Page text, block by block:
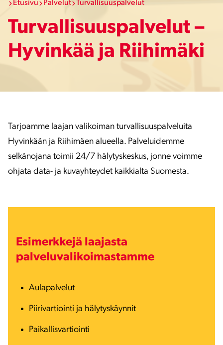
Etusivu Palvelut Turvallisuuspalvelut
Turvallisuuspalvelut –
Hyvinkää ja Riihimäki
Tarjoamme laajan valikoiman turvallisuuspalveluita
Hyvinkään ja Riihimäen alueella. Palveluidemme
selkänojana toimii 24/7 hälytyskeskus, jonne voimme
ohjata data- ja kuvayhteydet kaikkialta Suomesta.
Esimerkkejä laajasta
palveluvalikoimastamme
Aulapalvelut
Piirivartiointi ja hälytyskäynnit
Paikallisvartiointi